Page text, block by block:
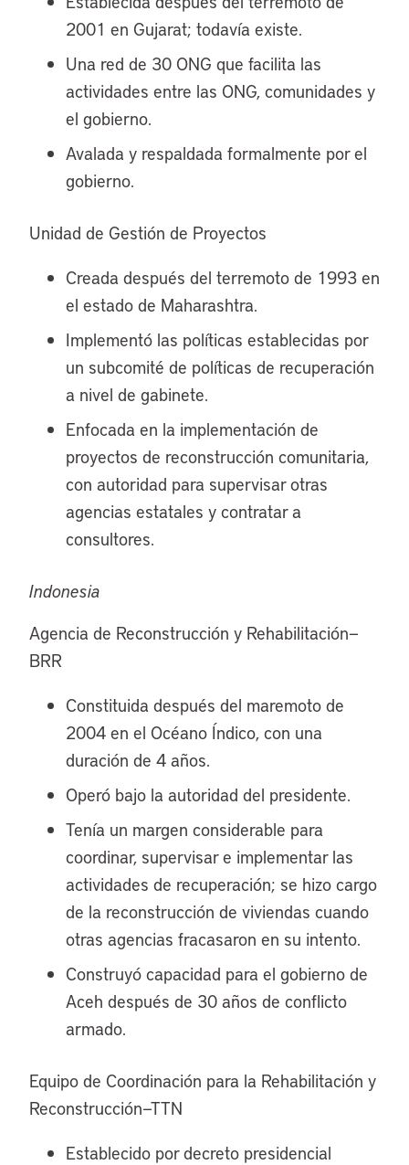
2001 en Gujarat; todavía existe.
Una red de 30 ONG que facilita las
actividades entre las ONG, comunidades y
el gobierno.
Avalada y respaldada formalmente por el
gobierno.
Unidad de Gestión de Proyectos
Creada después del terremoto de 1993 en
el estado de Maharashtra.
Implementó las políticas establecidas por
un subcomité de políticas de recuperación
a nivel de gabinete.
Enfocada en la implementación de
proyectos de reconstrucción comunitaria,
con autoridad para supervisar otras
agencias estatales y contratar a
consultores.
Indonesia
Agencia de Reconstrucción y Rehabilitación—
BRR
Constituida después del maremoto de
2004 en el Océano Índico, con una
duración de 4 años.
Operó bajo la autoridad del presidente.
Tenía un margen considerable para
coordinar, supervisar e implementar las
actividades de recuperación; se hizo cargo
de la reconstrucción de viviendas cuando
otras agencias fracasaron en su intento.
Construyó capacidad para el gobierno de
Aceh después de 30 años de conflicto
armado.
Equipo de Coordinación para la Rehabilitación y
Reconstrucción—TTN
Establecido por decreto presidencial